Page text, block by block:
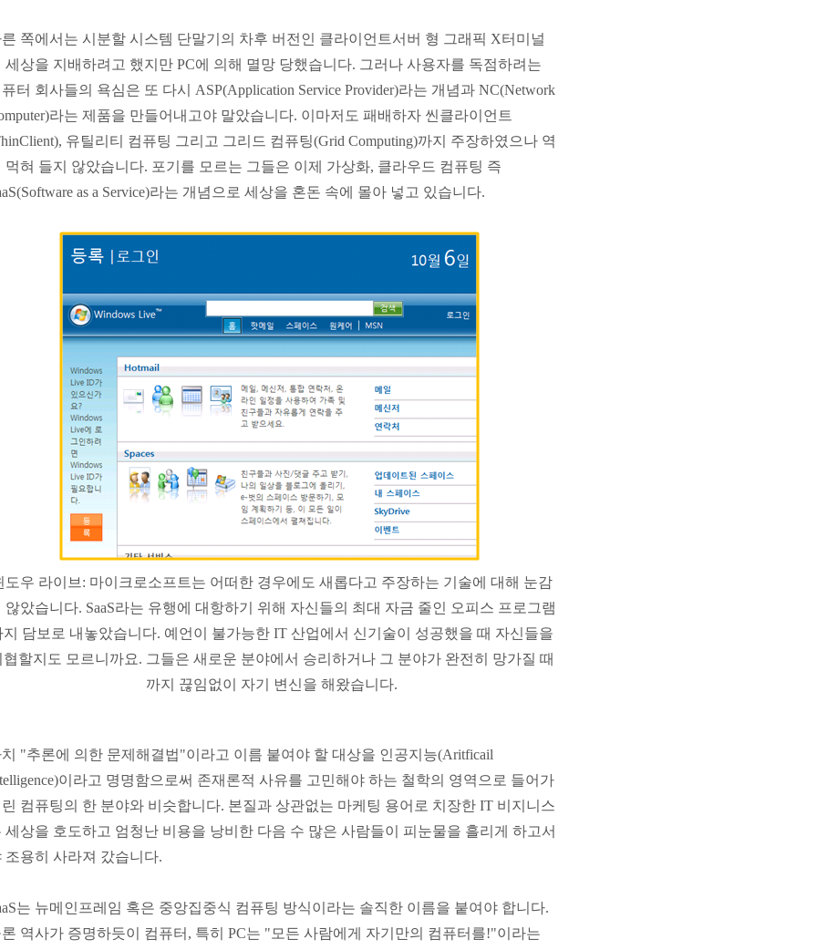
쪽에서는 시분할 시스템 단말기의 차후 버전인 클라이언트서버 형 그래픽 X터미널
세상을 지배하려고 했지만 PC에 의해 멸망 당했습니다. 그러나 사용자를 독점하려는
터 회사들의 욕심은 또 다시 ASP(Application Service Provider)라는 개념과 NC(Network
라는 제품을 만들어내고야 말았습니다. 이마저도 패배하자 씬클라이언트
유틸리티 컴퓨팅 그리고 그리드 컴퓨팅(Grid Computing)까지 주장하였으나 역
먹혀 들지 않았습니다. 포기를 모르는 그들은 이제 가상화, 클라우드 컴퓨팅 즉
as a Service)라는 개념으로 세상을 혼돈 속에 몰아 넣고 있습니다.
도우 라이브: 마이크로소프트는 어떠한 경우에도 새롭다고 주장하는 기술에 대해 눈감
않았습니다. SaaS라는 유행에 대항하기 위해 자신들의 최대 자금 줄인 오피스 프로그램
지 담보로 내놓았습니다. 예언이 불가능한 IT 산업에서 신기술이 성공했을 때 자신들을
협할지도 모르니까요. 그들은 새로운 분야에서 승리하거나 그 분야가 완전히 망가질 때
까지 끊임없이 자기 변신을 해왔습니다.
"추론에 의한 문제해결법"이라고 이름 붙여야 할 대상을 인공지능(Aritficail
이라고 명명함으로써 존재론적 사유를 고민해야 하는 철학의 영역으로 들어가
컴퓨팅의 한 분야와 비슷합니다. 본질과 상관없는 마케팅 용어로 치장한 IT 비지니스
세상을 호도하고 엄청난 비용을 낭비한 다음 수 많은 사람들이 피눈물을 흘리게 하고서
조용히 사라져 갔습니다.
는 뉴메인프레임 혹은 중앙집중식 컴퓨팅 방식이라는 솔직한 이름을 붙여야 합니다.
역사가 증명하듯이 컴퓨터, 특히 PC는 "모든 사람에게 자기만의 컴퓨터를!"이라는